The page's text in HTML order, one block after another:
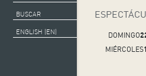
BUSCAR
ENGLISH (EN) DOMINGO
MIÉRCOLES